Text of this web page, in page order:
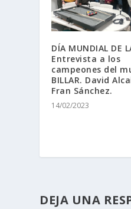
DÍA MUNDIAL DE
Entrevista a los
campeones del
BILLAR. David
Fran Sánchez.
14/02/2023
DEJA UNA